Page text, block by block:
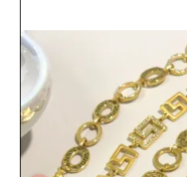
tienes que registrarte en My
Establece un contacto
oportunidades de
oferta de joyería y te
delante en un mercado en